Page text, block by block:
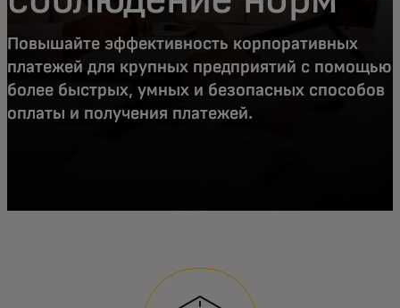
Повышайте эффективность корпоративных
платежей для крупных предприятий с помощью
более быстрых, умных и безопасных способов
оплаты и получения платежей.